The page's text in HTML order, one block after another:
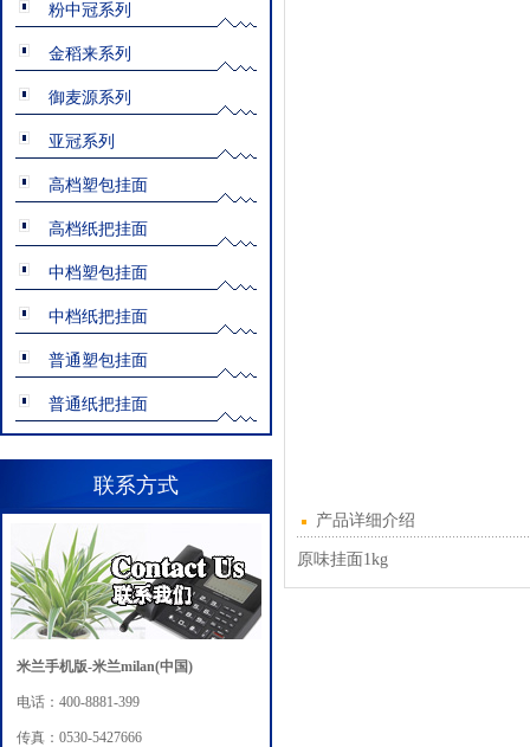
粉中冠系列
金稻来系列
御麦源系列
亚冠系列
高档塑包挂面
高档纸把挂面
中档塑包挂面
中档纸把挂面
普通塑包挂面
普通纸把挂面
联系方式
米兰手机版-米兰milan(中国)
电话：400-8881-399
传真：0530-5427666
产品详细介绍
原味挂面1kg